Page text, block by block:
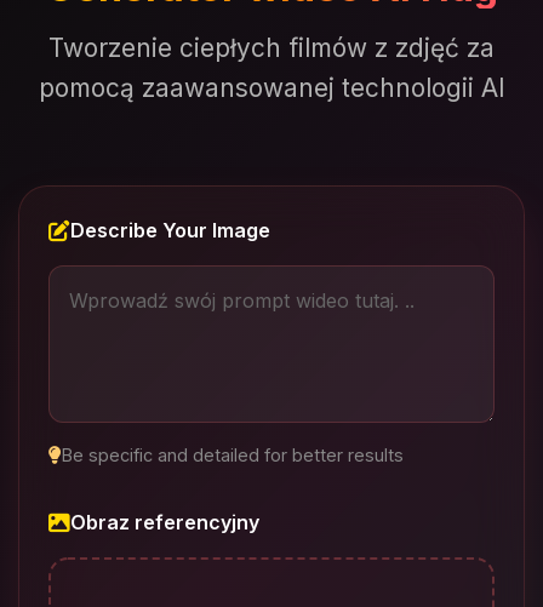
Tworzenie ciepłych filmów z zdjęć za
pomocą zaawansowanej technologii AI
Describe Your Image
Be specific and detailed for better results
Obraz referencyjny